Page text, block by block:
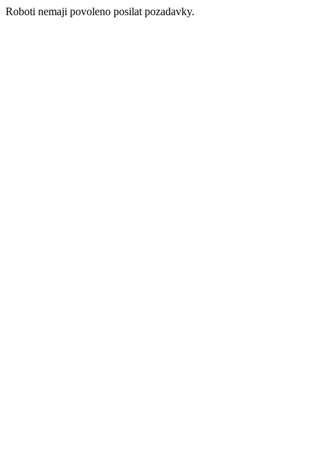
Roboti nemaji povoleno posilat pozadavky.